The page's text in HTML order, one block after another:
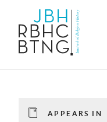
APPEARS IN